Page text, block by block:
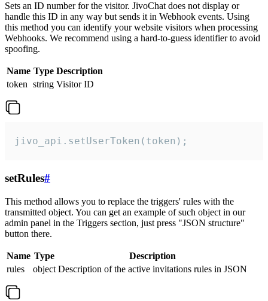
Sets an ID number for the visitor. JivoChat does not display or
handle this ID in any way but sends it in Webhook events. Using
this method you can identify your website visitors when processing
Webhooks. We recommend using a hard-to-guess identifier to avoid
spoofing.
Name Type Description
token string Visitor ID
jivo_api.setUserToken(token);
setRules#
This method allows you to replace the triggers' rules with the
transmitted object. You can get an example of such object in our
admin panel in the Triggers section, just press "JSON structure"
button there.
Name Type
Description
rules
object Description of the active invitations rules in JSON